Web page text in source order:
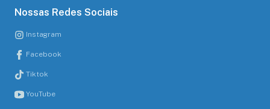
Nossas Redes Sociais
Instagram
Facebook
Tiktok
YouTube